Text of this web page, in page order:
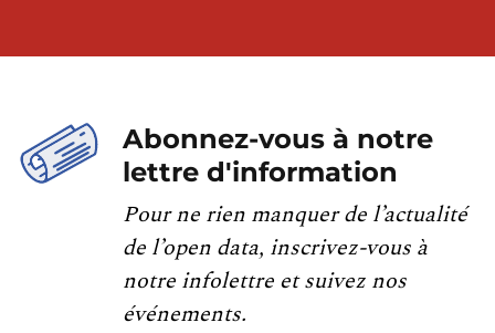
Abonnez-vous à notre
lettre d'information
Pour ne rien manquer de l’actualité
de l’open data, inscrivez-vous à
notre infolettre et suivez nos
événements.